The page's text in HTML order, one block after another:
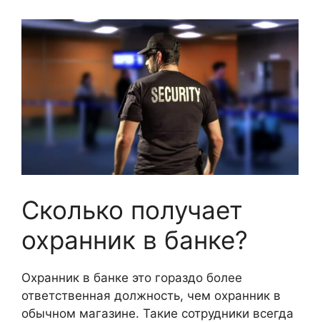
Сколько получает
охранник в банке?
Охранник в банке это гораздо более
ответственная должность, чем охранник в
обычном магазине. Такие сотрудники всегда